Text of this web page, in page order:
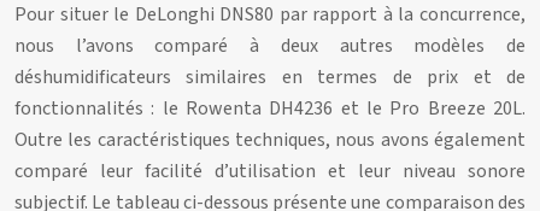
Pour situer le DeLonghi DNS80 par rapport à la concurrence,
nous l’avons comparé à deux autres modèles de
déshumidificateurs similaires en termes de prix et de
fonctionnalités : le Rowenta DH4236 et le Pro Breeze 20L.
Outre les caractéristiques techniques, nous avons également
comparé leur facilité d’utilisation et leur niveau sonore
subjectif. Le tableau ci-dessous présente une comparaison des